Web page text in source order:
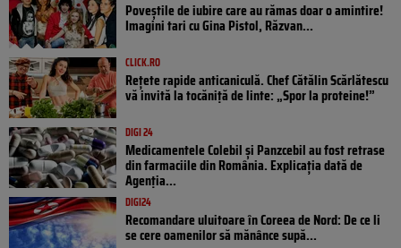
Poveştile de iubire care au rămas doar o amintire!
Imagini tari cu Gina Pistol, Răzvan...
CLICK.RO
Rețete rapide anticaniculă. Chef Cătălin Scărlătescu
vă invită la tocăniță de linte: „Spor la proteine!”
DIGI 24
Medicamentele Colebil și Panzcebil au fost retrase
din farmaciile din România. Explicația dată de
Agenția...
DIGI24
Recomandare uluitoare în Coreea de Nord: De ce li
se cere oamenilor să mănânce supă...